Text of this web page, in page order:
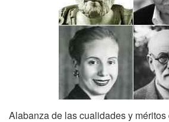
Alabanza de las cualidades y